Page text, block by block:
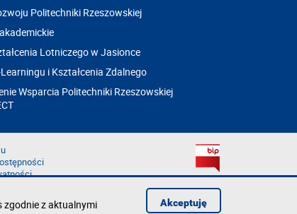
Politechniki Rzeszowskiej
Lotniczego w Jasionce
i Kształcenia Zdalnego
Wsparcia Politechniki Rzeszowskiej
zgodnie z aktualnymi
Akceptuję